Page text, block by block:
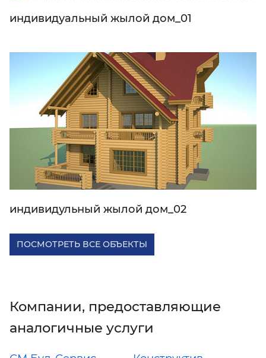
индивидуальный жылой дом_01
индивидульный жылой дом_02
ПОСМОТРЕТЬ ВСЕ ОБЪЕКТЫ
Компании, предоставляющие
аналогичные услуги